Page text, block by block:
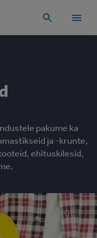
pakume ka
ja -krunte,
ehituskilesid,